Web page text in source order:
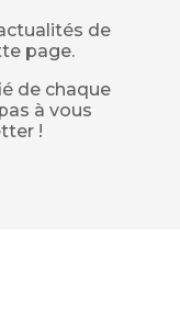
de
page.
de chaque
à vous
!